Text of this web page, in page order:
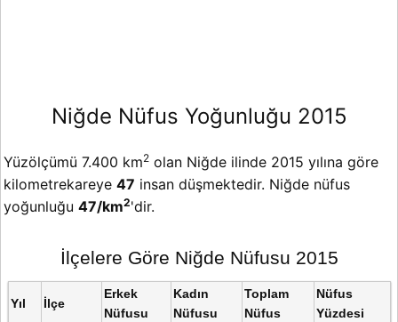
Niğde Nüfus Yoğunluğu 2015
Yüzölçümü 7.400 km2 olan Niğde ilinde 2015 yılına göre
kilometrekareye 47 insan düşmektedir. Niğde nüfus
yoğunluğu 47/km2'dir.
İlçelere Göre Niğde Nüfusu 2015
Yıl İlçe
Erkek
Nüfusu
Kadın
Nüfusu
Toplam
Nüfus
Nüfus
Yüzdesi